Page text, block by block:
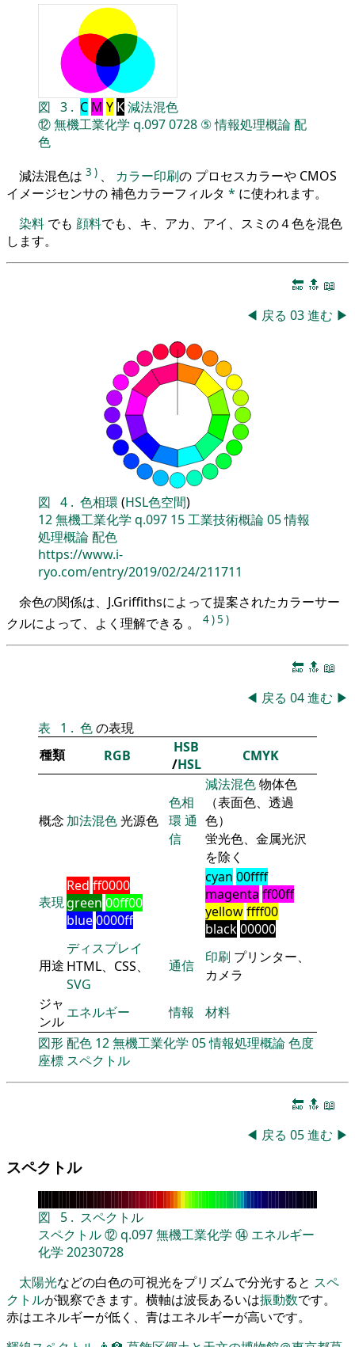
図 3 . C M Y K減法混色
⑫無機工業化学 q.0970728 ⑤情報処理概論配
色
減法混色は 3 ) 、 カラー印刷の プロセスカラーや CMOS
イメージセンサの 補色カラーフィルタ * に使われます。
染料 でも 顔料でも、キ、アカ、アイ、スミの４色を混色
します。
🔚 🔝 📖
◀ 戻る 03進む ▶
図 4 . 色相環 (HSL色空間)
12無機工業化学 q.097 15工業技術概論05情報
処理概論配色
https://www.i-
ryo.com/entry/2019/02/24/211711
余色の関係は、J.Griffithsによって提案されたカラーサー
クルによって、よく理解できる 。
4)5 )
🔚 🔝 📖
◀ 戻る 04進む ▶
表
1 . 色の表現
種類
RGB
HSB
/HSL CMYK
概念 加法混色光源色
色相
環 通
信
減法混色物体色
（表面色、透過
色）
蛍光色、金属光沢
を除く
表現
Red ff0000
green 00ff00
blue0000ff
cyan 00ffff
magenta ff00ff
yellowffff00
black00000
用途
ディスプレイ
HTML、CSS、
SVG
通信 印刷 プリンター、
カメラ
ジャ
ンル
エネルギー 情報
材料
図形配色 12無機工業化学 05情報処理概論色度
座標 スペクトル
🔚 🔝 📖
◀ 戻る 05進む ▶
スペクトル
図 5 . スペクトル
スペクトル⑫q.097無機工業化学 ⑭ エネルギー
化学 20230728
太陽光などの白色の可視光をプリズムで分光すると スペ
クトルが観察できます。横軸は波長あるいは振動数です。
赤はエネルギーが低く、青はエネルギーが高いです。